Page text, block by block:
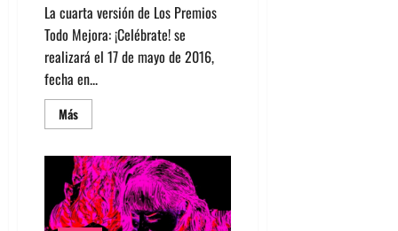
La cuarta versión de Los Premios
Todo Mejora: ¡Celébrate! se
realizará el 17 de mayo de 2016,
fecha en...
MásLeer
más
Gepe,
Dënver
y
Fakuta
en
premios